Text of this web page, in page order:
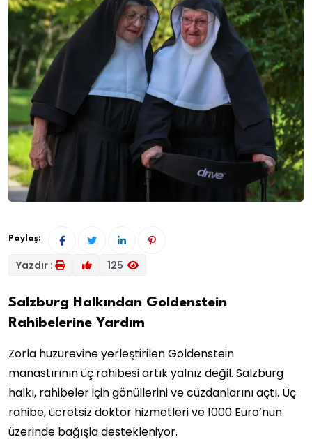
Paylaş:
Yazdır : 125
Salzburg Halkından Goldenstein
Rahibelerine Yardım
Zorla huzurevine yerleştirilen Goldenstein
manastırının üç rahibesi artık yalnız değil. Salzburg
halkı, rahibeler için gönüllerini ve cüzdanlarını açtı. Üç
rahibe, ücretsiz doktor hizmetleri ve 1000 Euro’nun
üzerinde bağışla destekleniyor.